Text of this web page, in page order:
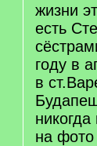
жизни
есть
году в
в
на фото